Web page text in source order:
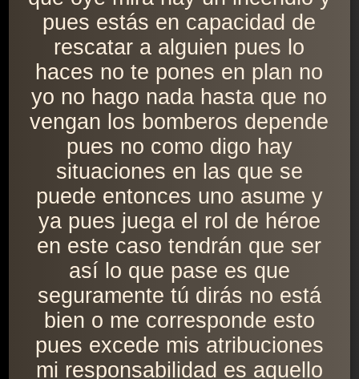
pues estás en capacidad de
rescatar a alguien pues lo
haces no te pones en plan no
yo no hago nada hasta que no
vengan los bomberos depende
pues no como digo hay
situaciones en las que se
puede entonces uno asume y
ya pues juega el rol de héroe
en este caso tendrán que ser
así lo que pase es que
seguramente tú dirás no está
bien o me corresponde esto
pues excede mis atribuciones
mi responsabilidad es aquello